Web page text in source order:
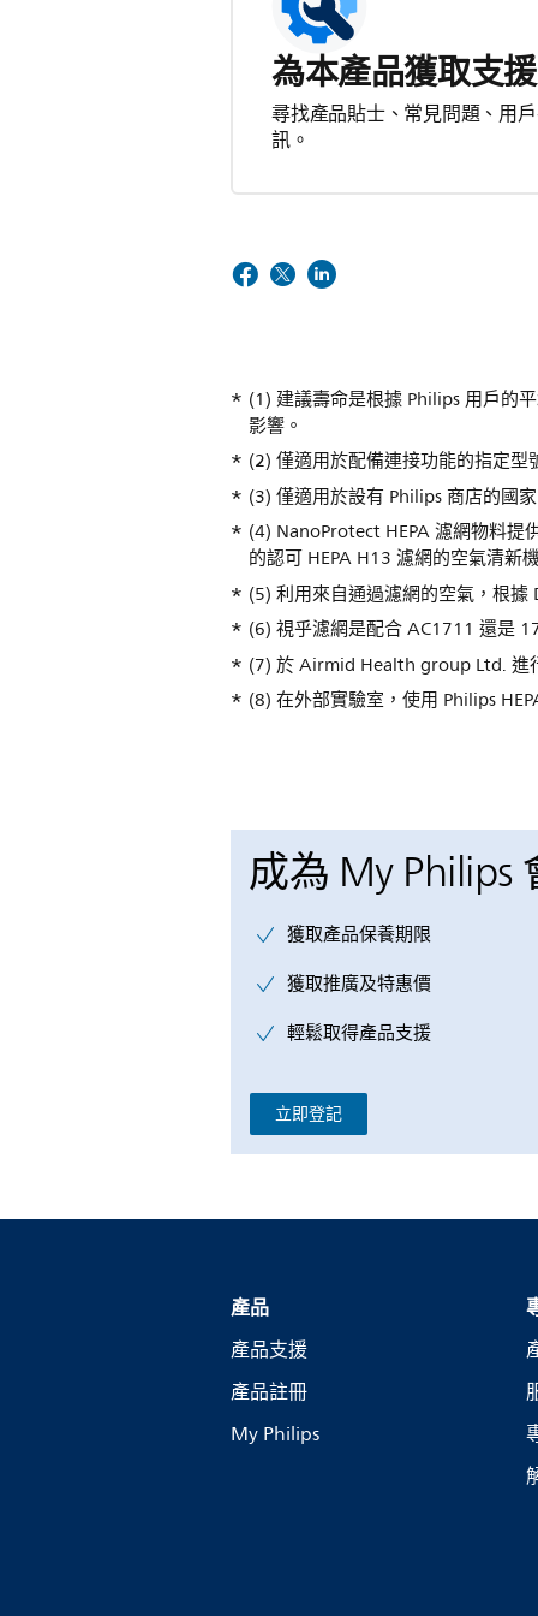
為本產品獲取支援
尋找產品貼士、常見問題、用
訊。
(1) 建議壽命是根據 Philips 用戶的
影響。
(2) 僅適用於配備連接功能的指定型
(3) 僅適用於設有 Philips 商店的國
(4) NanoProtect HEPA 濾網物料提
的認可 HEPA H13 濾網的空氣清新
(5) 利用來自通過濾網的空氣，根
(6) 視乎濾網是配合 AC1711 還是
(7) 於 Airmid Health group Ltd. 進
(8) 在外部實驗室，使用 Philips
成為 My Philips
獲取產品保養期限
獲取推廣及特惠價
輕鬆取得產品支援
立即登記
產品
產品支援
產品註冊
My Philips